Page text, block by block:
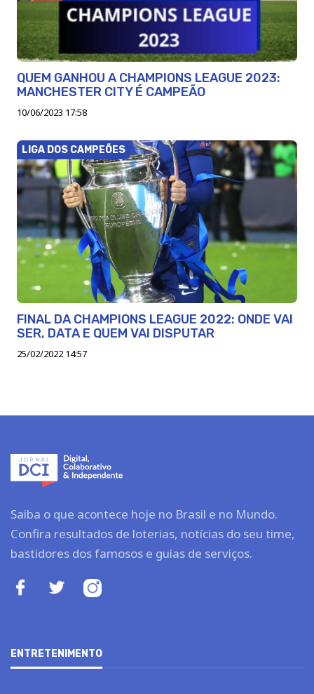
QUEM GANHOU A CHAMPIONS LEAGUE 2023:
MANCHESTER CITY É CAMPEÃO
10/06/2023 17:58
LIGA DOS CAMPEÕES
FINAL DA CHAMPIONS LEAGUE 2022: ONDE VAI
SER, DATA E QUEM VAI DISPUTAR
25/02/2022 14:57
Saiba o que acontece hoje no Brasil e no Mundo.
Confira resultados de loterias, notícias do seu time,
bastidores dos famosos e guias de serviços.
ENTRETENIMENTO